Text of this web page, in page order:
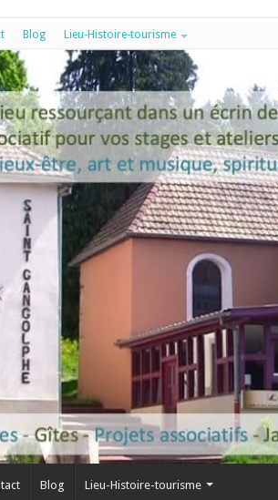
Blog Lieu-Histoire-tourisme
Blog Lieu-Histoire-tourisme